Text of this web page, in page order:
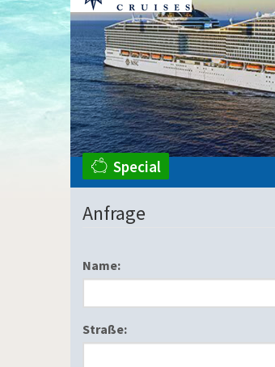
Special
Anfrage
Name:
Straße: